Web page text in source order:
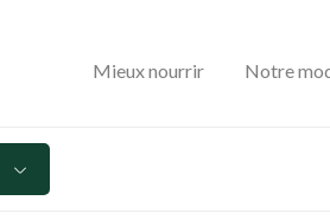
Mieux nourrir Notre